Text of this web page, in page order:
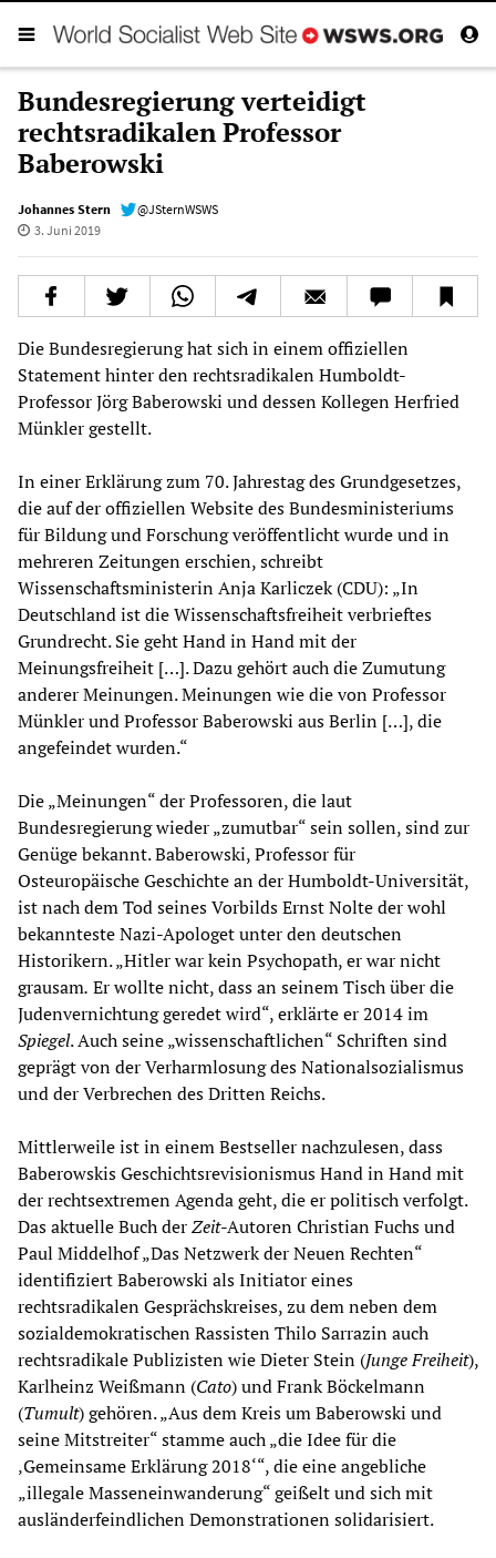
Bundesregierung verteidigt
rechtsradikalen Professor
Baberowski
Johannes Stern
@JSternWSWS
3. Juni 2019
Die Bundesregierung hat sich in einem offiziellen
Statement hinter den rechtsradikalen Humboldt-
Professor Jörg Baberowski und dessen Kollegen Herfried
Münkler gestellt.
In einer Erklärung zum 70. Jahrestag des Grundgesetzes,
die auf der offiziellen Website des Bundesministeriums
für Bildung und Forschung veröffentlicht wurde und in
mehreren Zeitungen erschien, schreibt
Wissenschaftsministerin Anja Karliczek (CDU): „In
Deutschland ist die Wissenschaftsfreiheit verbrieftes
Grundrecht. Sie geht Hand in Hand mit der
Meinungsfreiheit […]. Dazu gehört auch die Zumutung
anderer Meinungen. Meinungen wie die von Professor
Münkler und Professor Baberowski aus Berlin […], die
angefeindet wurden.“
Die „Meinungen“ der Professoren, die laut
Bundesregierung wieder „zumutbar“ sein sollen, sind zur
Genüge bekannt. Baberowski, Professor für
Osteuropäische Geschichte an der Humboldt-Universität,
ist nach dem Tod seines Vorbilds Ernst Nolte der wohl
bekannteste Nazi-Apologet unter den deutschen
Historikern. „Hitler war kein Psychopath, er war nicht
grausam. Er wollte nicht, dass an seinem Tisch über die
Judenvernichtung geredet wird“, erklärte er 2014 im
Spiegel. Auch seine „wissenschaftlichen“ Schriften sind
geprägt von der Verharmlosung des Nationalsozialismus
und der Verbrechen des Dritten Reichs.
Mittlerweile ist in einem Bestseller nachzulesen, dass
Baberowskis Geschichtsrevisionismus Hand in Hand mit
der rechtsextremen Agenda geht, die er politisch verfolgt.
Das aktuelle Buch derZeit-Autoren Christian Fuchs und
Paul Middelhof „Das Netzwerk der Neuen Rechten“
identifiziert Baberowski als Initiator eines
rechtsradikalen Gesprächskreises, zu dem neben dem
sozialdemokratischen Rassisten Thilo Sarrazin auch
rechtsradikale Publizisten wie Dieter Stein (Junge Freiheit),
Karlheinz Weißmann (Cato) und Frank Böckelmann
(Tumult) gehören. „Aus dem Kreis um Baberowski und
seine Mitstreiter“ stamme auch „die Idee für die
‚Gemeinsame Erklärung 2018‘“, die eine angebliche
„illegale Masseneinwanderung“ geißelt und sich mit
ausländerfeindlichen Demonstrationen solidarisiert.